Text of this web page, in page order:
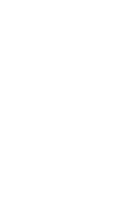
运行，并提供